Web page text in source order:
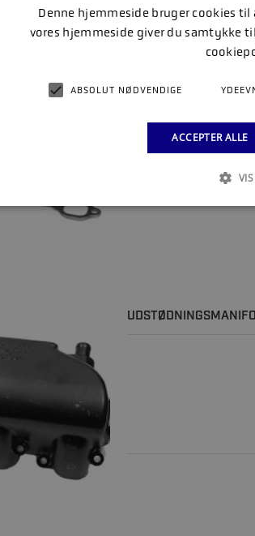
Denne hjemmeside bruger cookies
vores hjemmeside giver du samtykke
ABSOLUT NØDVENDIGE
ACCEPTER ALLE